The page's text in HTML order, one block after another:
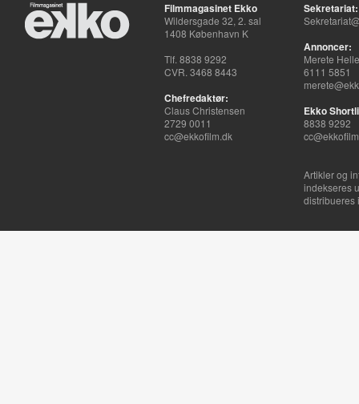
Filmmagasinet Ekko
Wildersgade 32, 2. sal
1408 København K
Tlf. 8838 9292
CVR. 3468 8443
Chefredaktør:
Claus Christensen
2729 0011
cc@ekkofilm.dk
Sekretariat:
Annoncer:
Merete
6111 5851
Ekko
8838 9292
Artikler og
indekseres
distribueres